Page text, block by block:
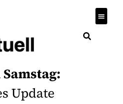
Samstag:
Update